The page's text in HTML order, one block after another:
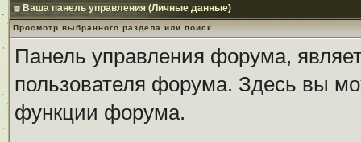
Ваша панель управления (Личные данные)
Просмотр выбранного раздела или поиск
Панель управления форума,
пользователя форума. Здесь вы
функции форума.